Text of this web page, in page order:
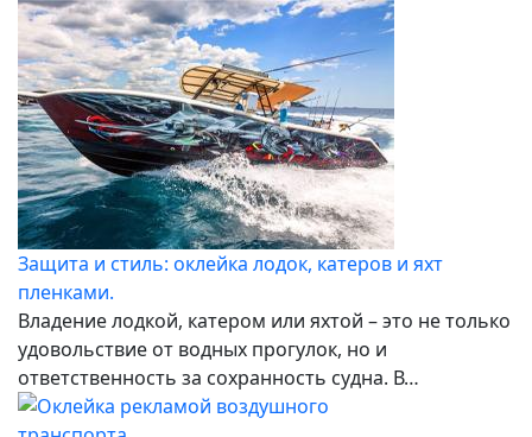
Защита и стиль: оклейка лодок, катеров и яхт
пленками.
Владение лодкой, катером или яхтой – это не только
удовольствие от водных прогулок, но и
ответственность за сохранность судна. В…